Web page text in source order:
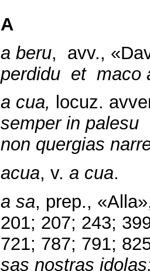
A
a beru, avv.,
perdidu et maco
a cua, locuz.
semper in
non quergias
acua, v. a cua.
a sa, prep.,
201; 207; 243;
721; 787; 791;
sas nostras